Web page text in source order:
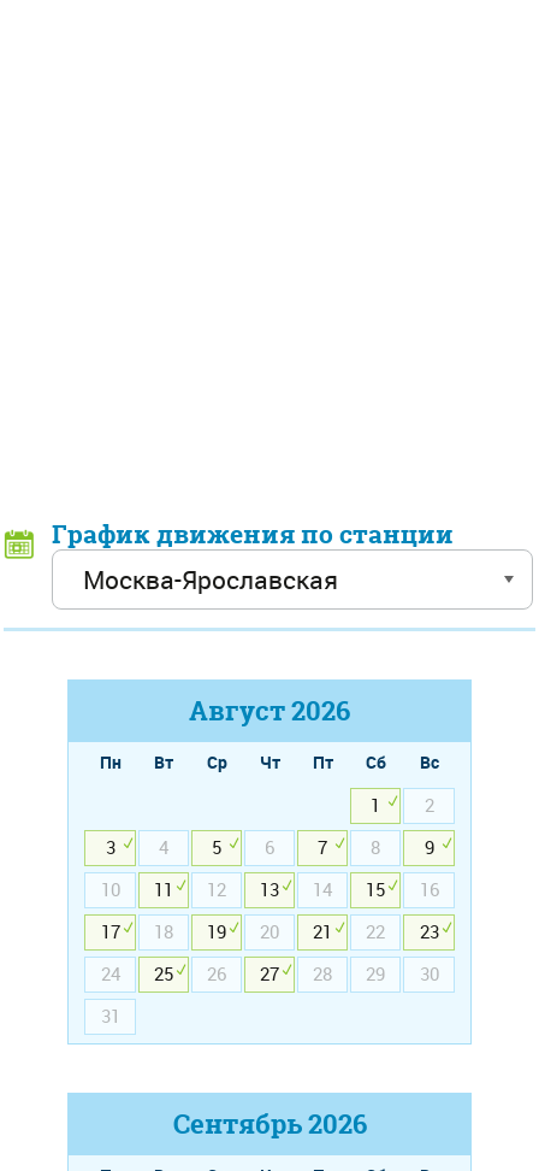
График движения по станции
Август2026
Пн Вт Ср Чт Пт Сб
Вс
1
2
3
4 5 6 7 8
9
10
11 12 13 14 15
16
17
18 19 20 21 22
23
24
25 26 27 28 29
30
31
Сентябрь2026